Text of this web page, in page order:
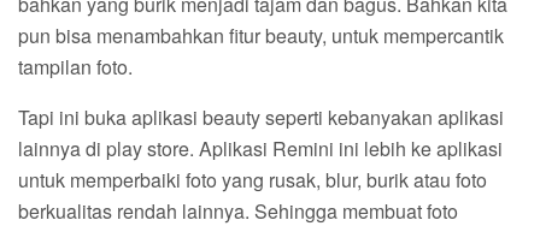
pun bisa menambahkan fitur beauty, untuk mempercantik
tampilan foto.
Tapi ini buka aplikasi beauty seperti kebanyakan aplikasi
lainnya di play store. Aplikasi Remini ini lebih ke aplikasi
untuk memperbaiki foto yang rusak, blur, burik atau foto
berkualitas rendah lainnya. Sehingga membuat foto